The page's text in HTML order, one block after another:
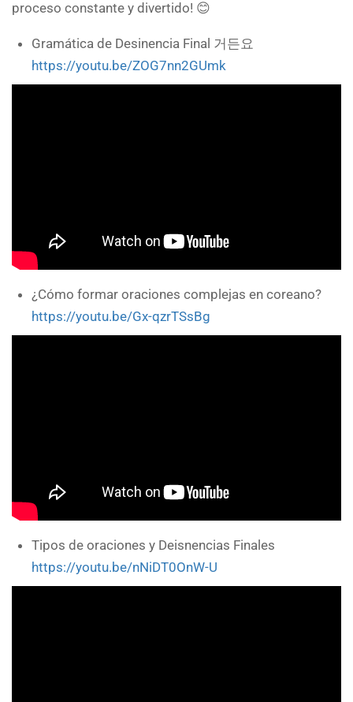
proceso constante y divertido! 😊
Gramática de Desinencia Final 거든요
https://youtu.be/ZOG7nn2GUmk
¿Cómo formar oraciones complejas en coreano?
https://youtu.be/Gx-qzrTSsBg
Tipos de oraciones y Deisnencias Finales
https://youtu.be/nNiDT0OnW-U